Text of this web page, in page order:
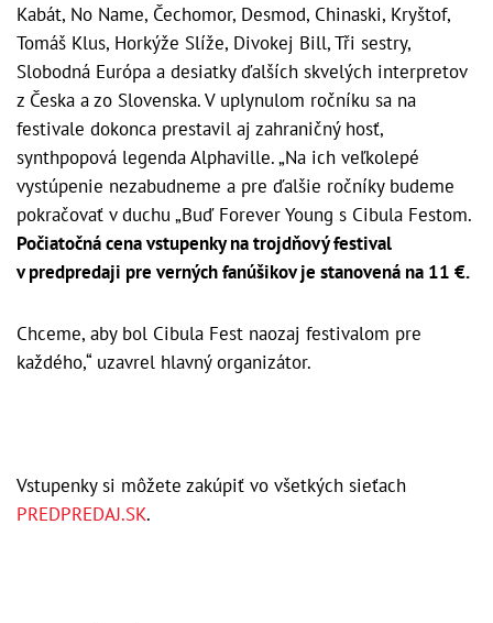
Kabát, No Name, Čechomor, Desmod, Chinaski, Kryštof,
Tomáš Klus, Horkýže Slíže, Divokej Bill, Tři sestry,
Slobodná Európa a desiatky ďalších skvelých interpretov
z Česka a zo Slovenska. V uplynulom ročníku sa na
festivale dokonca prestavil aj zahraničný hosť,
synthpopová legenda Alphaville. „Na ich veľkolepé
vystúpenie nezabudneme a pre ďalšie ročníky budeme
pokračovať v duchu „Buď Forever Young s Cibula Festom.
Počiatočná cena vstupenky na trojdňový festival
v predpredaji pre verných fanúšikov je stanovená na 11 €.
Chceme, aby bol Cibula Fest naozaj festivalom pre
každého,“ uzavrel hlavný organizátor.
Vstupenky si môžete zakúpiť vo všetkých sieťach
PREDPREDAJ.SK.